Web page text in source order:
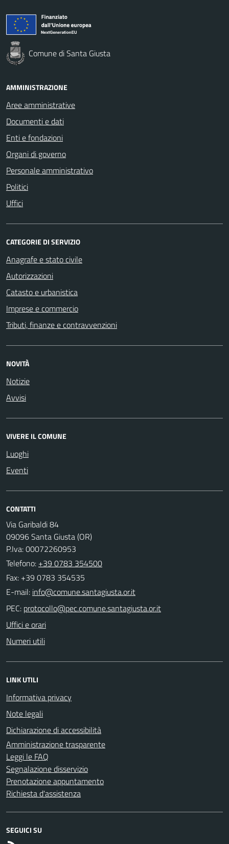
Comune di Santa Giusta
AMMINISTRAZIONE
Aree amministrative
Documenti e dati
Enti e fondazioni
Organi di governo
Personale amministrativo
Politici
Uffici
CATEGORIE DI SERVIZIO
Anagrafe e stato civile
Autorizzazioni
Catasto e urbanistica
Imprese e commercio
Tributi, finanze e contravvenzioni
NOVITÀ
Notizie
Avvisi
VIVERE IL COMUNE
Luoghi
Eventi
CONTATTI
Via Garibaldi 84
09096 Santa Giusta (OR)
P.Iva: 00072260953
Telefono: +39 0783 354500
Fax: +39 0783 354535
E-mail:
PEC:
Uffici e orari
Numeri utili
LINK UTILI
Informativa privacy
Note legali
Dichiarazione di accessibilità
Amministrazione trasparente
Leggi le FAQ
Segnalazione disservizio
Prenotazione appuntamento
Richiesta d'assistenza
SEGUICI SU